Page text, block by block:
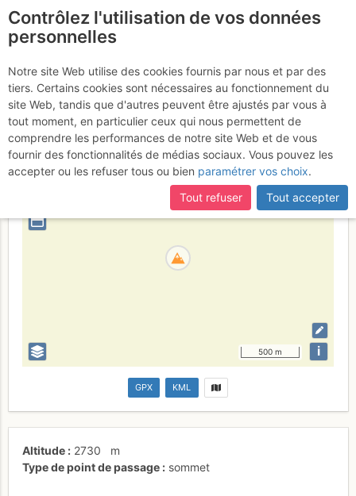
certaines pages ne sont plus accessibles, manquantes ou
incomplètes, déconnectez-vous puis reconnectez-vous à votre
compte sur le site.
Le Grand Coin
France Savoie Lauzière - Cheval Noir
+
–
500 m i
GPX KML
Altitude 2730
m
Type de point de passage
sommet
Contrôlez l'utilisation de vos données
personnelles
Notre site Web utilise des cookies fournis par nous et par des
tiers. Certains cookies sont nécessaires au fonctionnement du
site Web, tandis que d'autres peuvent être ajustés par vous à
tout moment, en particulier ceux qui nous permettent de
comprendre les performances de notre site Web et de vous
fournir des fonctionnalités de médias sociaux. Vous pouvez les
accepter ou les refuser tous ou bien paramétrer vos choix.
Tout refuser
Tout accepter